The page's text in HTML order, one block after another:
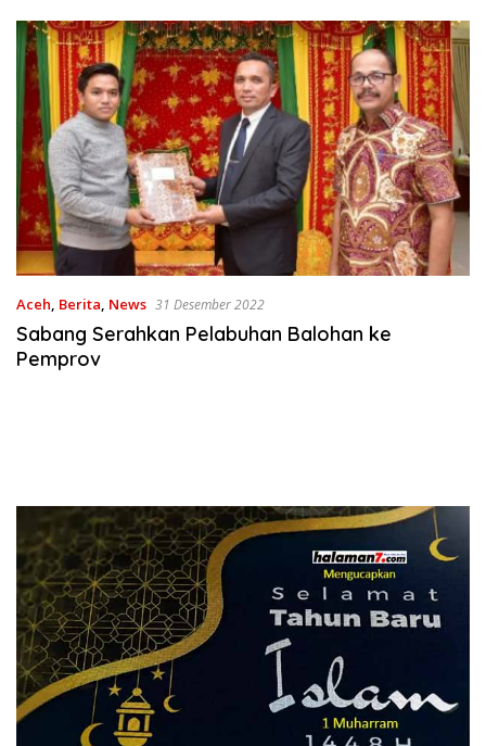
Aceh, Berita, News 31 Desember 2022
Sabang Serahkan Pelabuhan Balohan ke
Pemprov